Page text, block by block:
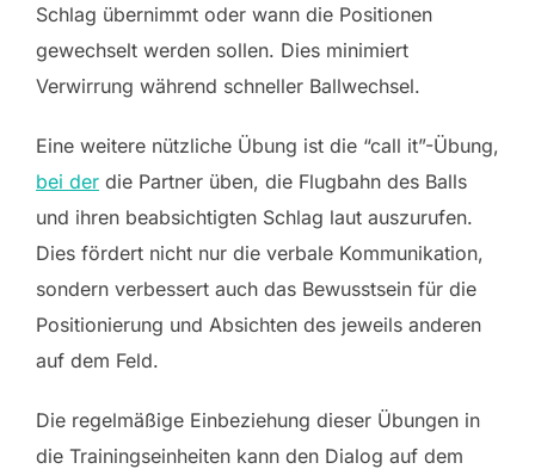
Schlag übernimmt oder wann die Positionen
gewechselt werden sollen. Dies minimiert
Verwirrung während schneller Ballwechsel.
Eine weitere nützliche Übung ist die “call it”-Übung,
bei der die Partner üben, die Flugbahn des Balls
und ihren beabsichtigten Schlag laut auszurufen.
Dies fördert nicht nur die verbale Kommunikation,
sondern verbessert auch das Bewusstsein für die
Positionierung und Absichten des jeweils anderen
auf dem Feld.
Die regelmäßige Einbeziehung dieser Übungen in
die Trainingseinheiten kann den Dialog auf dem